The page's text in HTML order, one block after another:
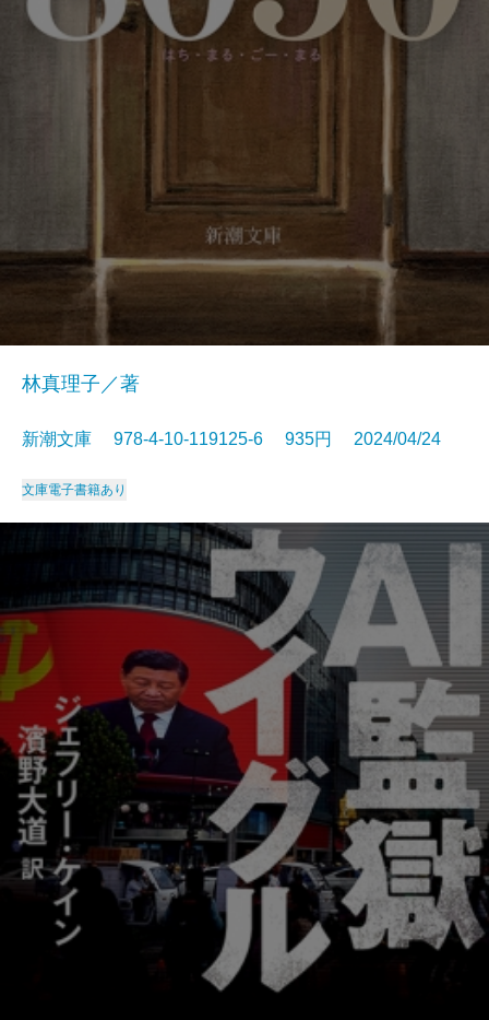
林真理子／著
新潮文庫 978-4-10-119125-6 935円 2024/04/24
文庫電子書籍あり